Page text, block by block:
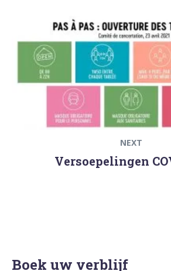
Next
post:
NEXT
Versoepelingen
Boek uw verblijf